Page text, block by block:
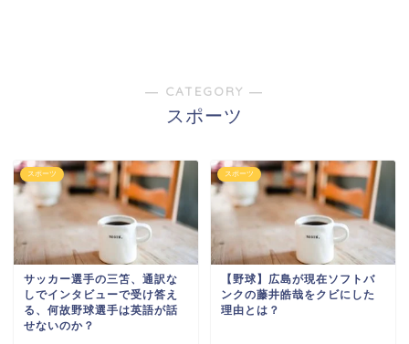
― CATEGORY ―
スポーツ
スポーツ
サッカー選手の三笘、通訳な
しでインタビューで受け答え
る、何故野球選手は英語が話
せないのか？
スポーツ
【野球】広島が現在ソフトバ
ンクの藤井皓哉をクビにした
理由とは？